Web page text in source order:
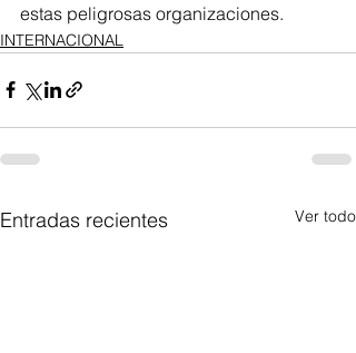
estas peligrosas organizaciones.
INTERNACIONAL
Entradas recientes Ver todo